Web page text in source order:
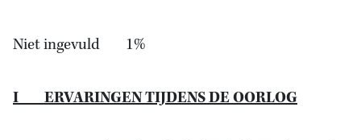
Niet ingevuld 1%
I ERVARINGEN TIJDENS DE OORLOG